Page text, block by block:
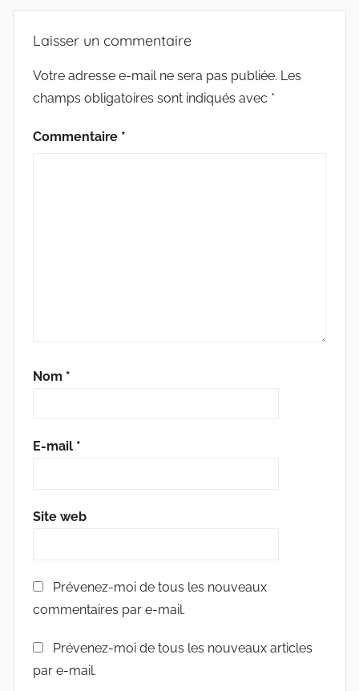
Laisser un commentaire
Votre adresse e-mail ne sera pas publiée. Les
champs obligatoires sont indiqués avec *
Commentaire *
Nom *
E-mail *
Site web
Prévenez-moi de tous les nouveaux
commentaires par e-mail.
Prévenez-moi de tous les nouveaux articles
par e-mail.